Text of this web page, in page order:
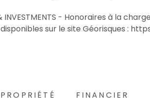
& INVESTMENTS - Honoraires à la
sur le site Géorisques :
FINANCIER